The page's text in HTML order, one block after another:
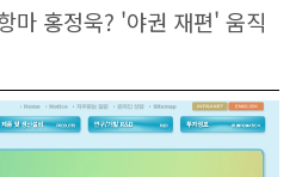
마 홍정욱? '야권 재편' 움직